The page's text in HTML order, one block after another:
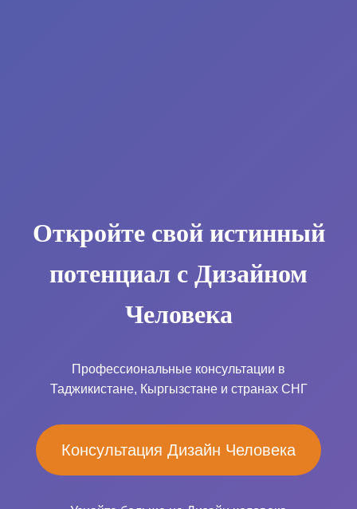
Откройте свой истинный
потенциал с Дизайном
Человека
Профессиональные консультации в
Таджикистане, Кыргызстане и странах СНГ
Консультация Дизайн Человека